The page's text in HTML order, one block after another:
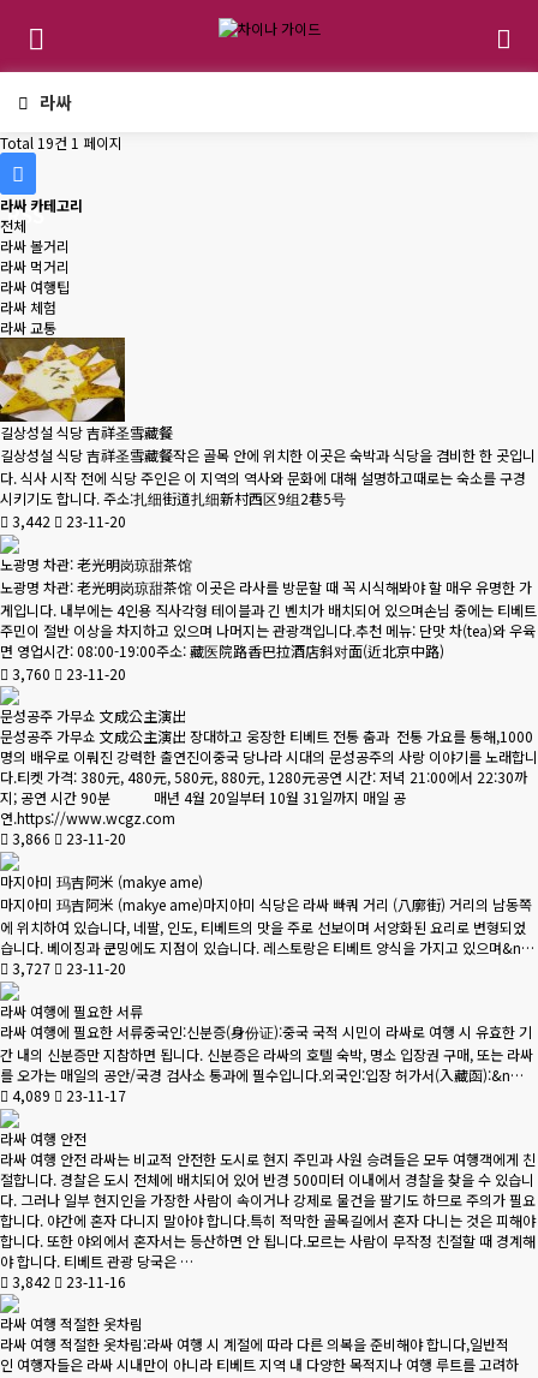
라싸
Total 19건 1 페이지
RSS
라싸 카테고리
전체
라싸 볼거리
라싸 먹거리
라싸 여행팁
라싸 체험
라싸 교통
길상성설 식당 吉祥圣雪藏餐
길상성설 식당 吉祥圣雪藏餐작은 골목 안에 위치한 이곳은 숙박과 식당을 겸비한 한 곳입니
다. 식사 시작 전에 식당 주인은 이 지역의 역사와 문화에 대해 설명하고때로는 숙소를 구경
시키기도 합니다. 주소:扎细街道扎细新村西区9组2巷5号
3,442
23-11-20
노광명 차관: 老光明岗琼甜茶馆
노광명 차관: 老光明岗琼甜茶馆 이곳은 라사를 방문할 때 꼭 시식해봐야 할 매우 유명한 가
게입니다. 내부에는 4인용 직사각형 테이블과 긴 벤치가 배치되어 있으며손님 중에는 티베트
주민이 절반 이상을 차지하고 있으며 나머지는 관광객입니다.추천 메뉴: 단맛 차(tea)와 우육
면 영업시간: 08:00-19:00주소: 藏医院路香巴拉酒店斜对面(近北京中路)
3,760
23-11-20
문성공주 가무쇼 文成公主演出
문성공주 가무쇼 文成公主演出 장대하고 웅장한 티베트 전통 춤과 전통 가요를 통해,1000
명의 배우로 이뤄진 강력한 출연진이중국 당나라 시대의 문성공주의 사랑 이야기를 노래합니
다.티켓 가격: 380元, 480元, 580元, 880元, 1280元공연 시간: 저녁 21:00에서 22:30까
지; 공연 시간 90분 매년 4월 20일부터 10월 31일까지 매일 공
연.https://www.wcgz.com
3,866
23-11-20
마지아미 玛吉阿米 (makye ame)
마지아미 玛吉阿米 (makye ame)마지아미 식당은 라싸 빠쿼 거리 (八廓街) 거리의 남동쪽
에 위치하여 있습니다, 네팔, 인도, 티베트의 맛을 주로 선보이며 서양화된 요리로 변형되었
습니다. 베이징과 쿤밍에도 지점이 있습니다. 레스토랑은 티베트 양식을 가지고 있으며&n…
3,727
23-11-20
라싸 여행에 필요한 서류
라싸 여행에 필요한 서류중국인:신분증(身份证):중국 국적 시민이 라싸로 여행 시 유효한 기
간 내의 신분증만 지참하면 됩니다. 신분증은 라싸의 호텔 숙박, 명소 입장권 구매, 또는 라싸
를 오가는 매일의 공안/국경 검사소 통과에 필수입니다.외국인:입장 허가서(入藏函):&n…
4,089
23-11-17
라싸 여행 안전
라싸 여행 안전 라싸는 비교적 안전한 도시로 현지 주민과 사원 승려들은 모두 여행객에게 친
절합니다. 경찰은 도시 전체에 배치되어 있어 반경 500미터 이내에서 경찰을 찾을 수 있습니
다. 그러나 일부 현지인을 가장한 사람이 속이거나 강제로 물건을 팔기도 하므로 주의가 필요
합니다. 야간에 혼자 다니지 말아야 합니다.특히 적막한 골목길에서 혼자 다니는 것은 피해야
합니다. 또한 야외에서 혼자서는 등산하면 안 됩니다.모르는 사람이 무작정 친절할 때 경계해
야 합니다. 티베트 관광 당국은 …
3,842
23-11-16
라싸 여행 적절한 옷차림
라싸 여행 적절한 옷차림:라싸 여행 시 계절에 따라 다른 의복을 준비해야 합니다,일반적
인 여행자들은 라싸 시내만이 아니라 티베트 지역 내 다양한 목적지나 여행 루트를 고려하